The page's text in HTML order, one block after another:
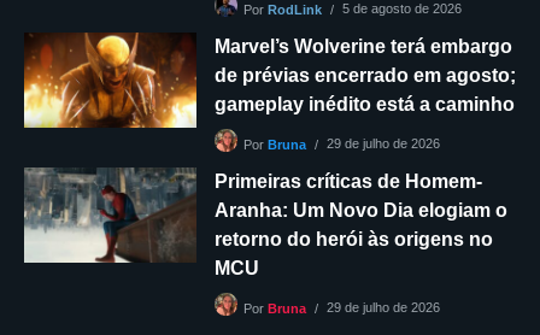
Por RodLink 5 de agosto de 2026
Marvel’s Wolverine terá embargo
de prévias encerrado em agosto;
gameplay inédito está a caminho
Por Bruna 29 de julho de 2026
Primeiras críticas de Homem-
Aranha: Um Novo Dia elogiam o
retorno do herói às origens no
MCU
Por Bruna 29 de julho de 2026